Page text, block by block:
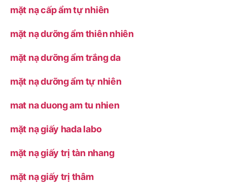
mặt nạ cấp ẩm tự nhiên
mặt nạ dưỡng ẩm thiên nhiên
mặt nạ dưỡng ẩm trắng da
mặt nạ dưỡng ẩm tự nhiên
mat na duong am tu nhien
mặt nạ giấy hada labo
mặt nạ giấy trị tàn nhang
mặt nạ giấy trị thâm